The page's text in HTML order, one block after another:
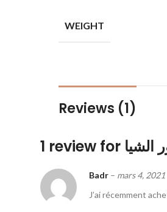
WEIGHT
Reviews (1)
1 review for الشيا
Badr – mars 4, 2021
J’ai récemment